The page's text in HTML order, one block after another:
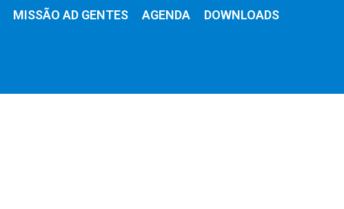
MISSÃO AD GENTES AGENDA DOWNLOADS